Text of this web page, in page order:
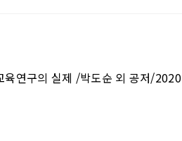
육연구의 실제 /박도순 외 공저/2020